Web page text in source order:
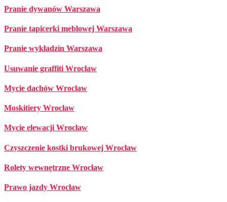
Pranie dywanów Warszawa
Pranie tapicerki meblowej Warszawa
Pranie wykładzin Warszawa
Usuwanie graffiti Wrocław
Mycie dachów Wrocław
Moskitiery Wrocław
Mycie elewacji Wrocław
Czyszczenie kostki brukowej Wrocław
Rolety wewnętrzne Wrocław
Prawo jazdy Wrocław